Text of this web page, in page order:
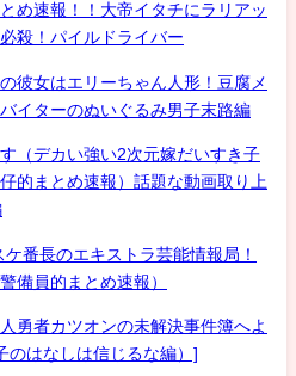
め速報！！大帝イタチにラリアッ
殺！パイルドライバー
彼女はエリーちゃん人形！豆腐メ
イターのぬいぐるみ男子末路編
（デカい強い2次元嫁だいすき子
的まとめ速報）話題な動画取り上
番長のエキストラ芸能情報局！
備員的まとめ速報）
勇者カツオンの未解決事件簿へよ
のはなしは信じるな編）]